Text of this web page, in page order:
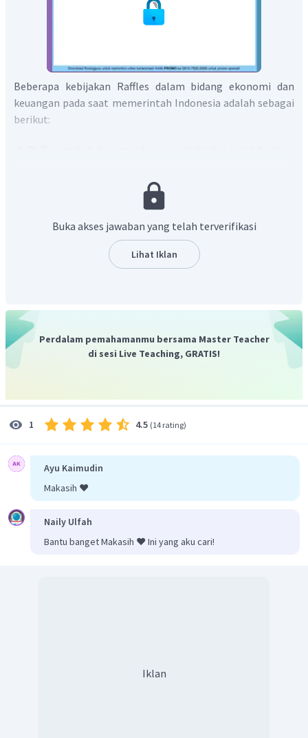
Beberapa kebijakan Raffles dalam bidang ekonomi dan
keuangan pada saat memerintah Indonesia adalah sebagai
berikut:
Petani yang sebelumnya diatur dalam proses
diberi kebebasan dalam penanaman tanaman
Melakukan monopoli dagang untuk komoditas garam
Melakukan pembagian pajak berdasarkan sistem
sewa tanah, sewa tanah pada jaman Raffles terbagi
menjadi 3 jenis yaitu Kelas I, Kelas II dan Kelas III.
Buka akses jawaban yang telah terverifikasi
Lihat Iklan
Perdalam pemahamanmu bersama Master Teacher
di sesi Live Teaching, GRATIS!
1 4.5 (14 rating)
Ayu Kaimudin
Makasih ❤️
Naily Ulfah
Bantu banget Makasih ❤️ Ini yang aku cari!
Iklan